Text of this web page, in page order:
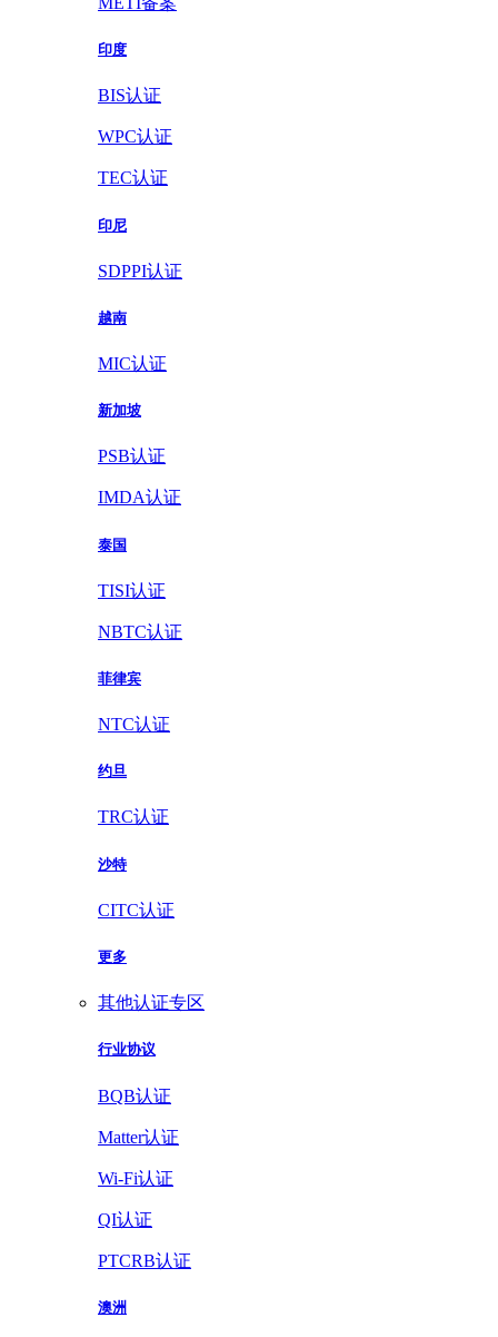
印度
BIS认证
WPC认证
TEC认证
印尼
SDPPI认证
越南
MIC认证
新加坡
PSB认证
IMDA认证
泰国
TISI认证
NBTC认证
菲律宾
NTC认证
约旦
TRC认证
沙特
CITC认证
更多
其他认证专区
行业协议
BQB认证
Matter认证
Wi-Fi认证
QI认证
PTCRB认证
澳洲